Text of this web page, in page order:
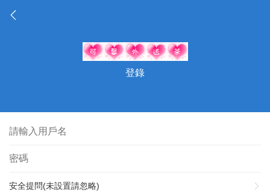
登錄
安全提問(未設置請忽略)